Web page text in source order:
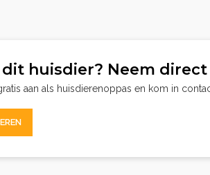
huisdier? Neem
aan als huisdierenoppas en kom in